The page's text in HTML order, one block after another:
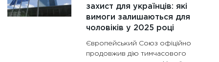
захист для українців: які
вимоги залишаються для
чоловіків у 2025 році
Європейський Союз офіційно
продовжив дію тимчасового